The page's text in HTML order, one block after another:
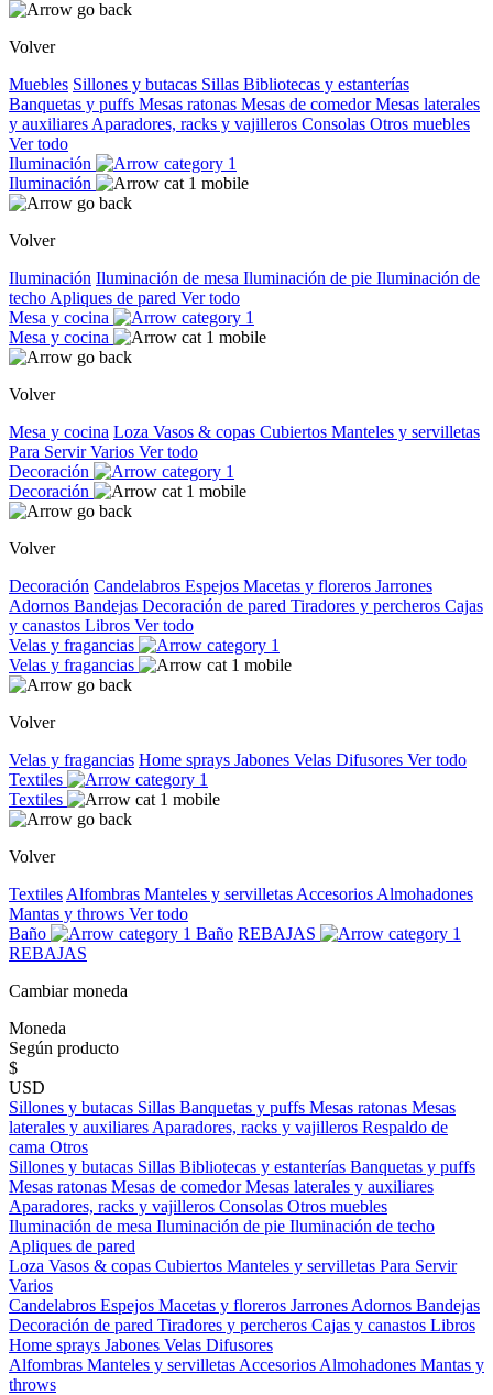
Volver
Muebles Sillones y butacas Sillas Bibliotecas y estanterías
Banquetas y puffs Mesas ratonas Mesas de comedorMesas laterales
y auxiliares Aparadores, racks y vajilleros Consolas Otros muebles
Ver todo
Iluminación
Iluminación
Volver
Iluminación Iluminación de mesa Iluminación de pie Iluminación de
techo Apliques de pared Ver todo
Mesa y cocina
Mesa y cocina
Volver
Mesa y cocina Loza Vasos & copas Cubiertos Manteles y servilletas
Para ServirVarios Ver todo
Decoración
Decoración
Volver
Decoración Candelabros Espejos Macetas y floreros Jarrones
Adornos Bandejas Decoración de pared Tiradores y percheros Cajas
y canastos Libros Ver todo
Velas y fragancias
Velas y fragancias
Volver
Velas y fragancias Home sprays Jabones Velas Difusores Ver todo
Textiles
Textiles
Volver
Textiles Alfombras Manteles y servilletas Accesorios Almohadones
Mantas y throws Ver todo
Baño
Baño REBAJAS
REBAJAS
Cambiar moneda
Moneda
Según producto
$
USD
Sillones y butacas Sillas Banquetas y puffs Mesas ratonas Mesas
laterales y auxiliares Aparadores, racks y vajilleros Respaldo de
cama Otros
Sillones y butacas Sillas Bibliotecas y estanterías Banquetas y puffs
Mesas ratonas Mesas de comedorMesas laterales y auxiliares
Aparadores, racks y vajilleros Consolas Otros muebles
Iluminación de mesa Iluminación de pie Iluminación de techo
Apliques de pared
Loza Vasos & copas Cubiertos Manteles y servilletas Para Servir
Varios
Candelabros Espejos Macetas y floreros Jarrones Adornos Bandejas
Decoración de pared Tiradores y percheros Cajas y canastos Libros
Home sprays Jabones Velas Difusores
Alfombras Manteles y servilletas Accesorios Almohadones Mantas y
throws